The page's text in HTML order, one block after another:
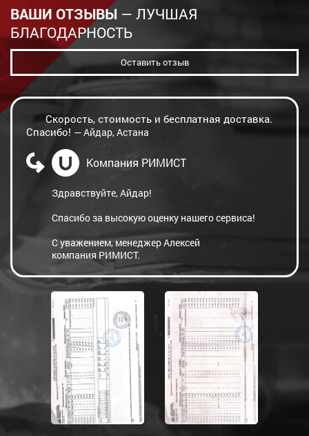
ВАШИ ОТЗЫВЫ — ЛУЧШАЯ
БЛАГОДАРНОСТЬ
Оставить отзыв
Скорость, стоимость и бесплатная доставка.
Спасибо! — Айдар, Астана
Компания РИМИСТ
Здравствуйте, Айдар!
Спасибо за высокую оценку нашего сервиса!
С уважением, менеджер Алексей
компания РИМИСТ.